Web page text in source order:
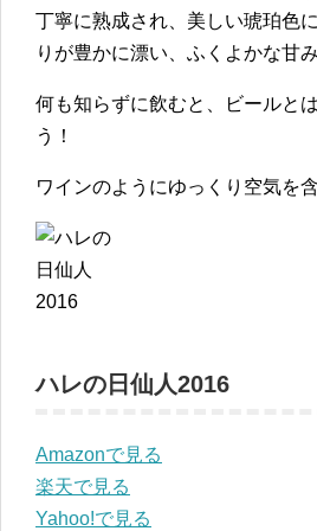
丁寧に熟成され、美しい琥珀色
りが豊かに漂い、ふくよかな甘
何も知らずに飲むと、ビールと
う！
ワインのようにゆっくり空気を
ハレの日仙人2016
Amazonで見る
楽天で見る
Yahoo!で見る